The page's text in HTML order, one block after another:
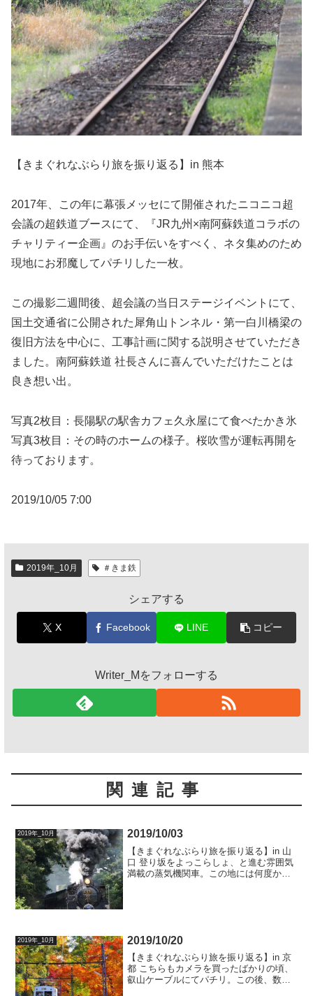
【きまぐれなぶらり旅を振り返る】in 熊本
2017年、この年に幕張メッセにて開催されたニコニコ超
会議の超鉄道ブースにて、『JR九州×南阿蘇鉄道コラボの
チャリティー企画』のお手伝いをすべく、ネタ集めのため
現地にお邪魔してパチリした一枚。
この撮影二週間後、超会議の当日ステージイベントにて、
国土交通省に公開された犀角山トンネル・第一白川橋梁の
復旧方法を中心に、工事計画に関する説明させていただき
ました。南阿蘇鉄道 社長さんに喜んでいただけたことは
良き想い出。
写真2枚目：長陽駅の駅舎カフェ久永屋にて食べたかき氷
写真3枚目：その時のホームの様子。桜吹雪が運転再開を
待っております。
2019/10/05 7:00
2019年_10月 ＃きま鉄
シェアする
X Facebook LINE コピー
Writer_Mをフォローする
関連記事
2019年_10月 2019/10/03
【きまぐれなぶらり旅を振り返る】in 山
口 登り坂をよっこらしょ、と進む雰囲気
満載の蒸気機関車。この地には何度か訪
2019年_10月 2019/10/20
【きまぐれなぶらり旅を振り返る】in 京
都 こちらもカメラを買ったばかりの頃、
叡山ケーブルにてパチリ。この後、数年